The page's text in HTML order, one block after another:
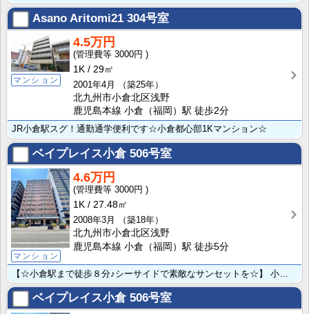
Asano Aritomi21 304号室
マンション
4.5万円
3000円
1K
29㎡
2001年4月
（築25年）
北九州市小倉北区浅野
鹿児島本線 小倉（福岡）駅 徒歩2分
JR小倉駅スグ！通勤通学便利です☆小倉都心部1Kマンション☆
ベイプレイス小倉506号室
マンション
4.6万円
3000円
1K
27.48㎡
2008年3月
（築18年）
北九州市小倉北区浅野
鹿児島本線 小倉（福岡）駅 徒歩5分
ベイプレイス小倉506号室